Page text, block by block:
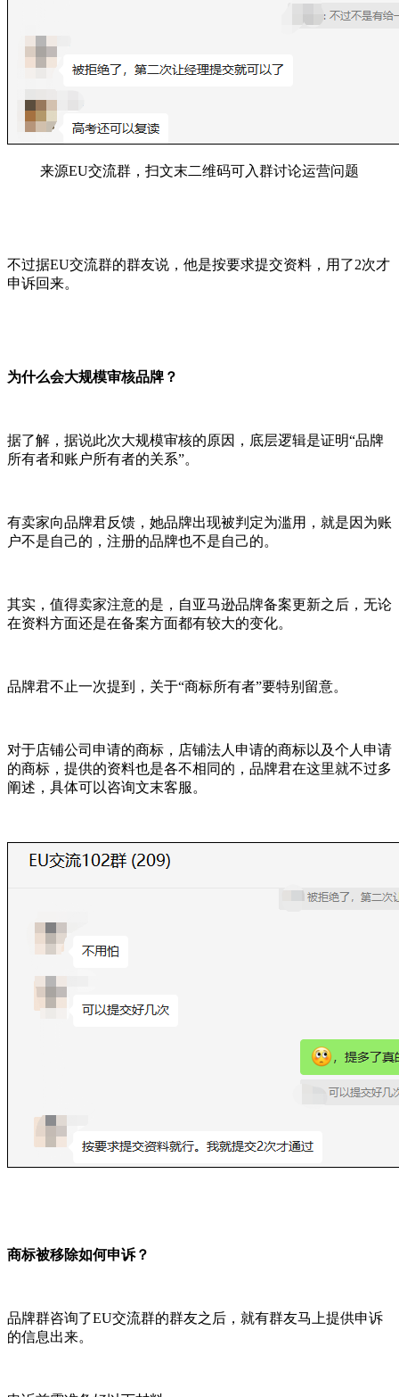
来源EU交流群，扫文末二维码可入群讨论运营问题
不过据EU交流群的群友说，他是按要求提交资料，用了2次才
申诉回来。
为什么会大规模审核品牌？
据了解，据说此次大规模审核的原因，底层逻辑是证明“品牌
所有者和账户所有者的关系”。
有卖家向品牌君反馈，她品牌出现被判定为滥用，就是因为账
户不是自己的，注册的品牌也不是自己的。
其实，值得卖家注意的是，自亚马逊品牌备案更新之后，无论
在资料方面还是在备案方面都有较大的变化。
品牌君不止一次提到，关于“商标所有者”要特别留意。
对于店铺公司申请的商标，店铺法人申请的商标以及个人申请
的商标，提供的资料也是各不相同的，品牌君在这里就不过多
阐述，具体可以咨询文末客服。
商标被移除如何申诉？
品牌群咨询了EU交流群的群友之后，就有群友马上提供申诉
的信息出来。